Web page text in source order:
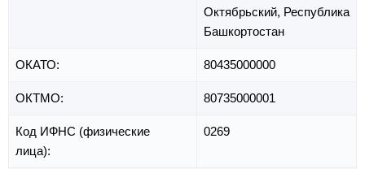
Октябрьский, Республика
Башкортостан
ОКАТО: 80435000000
ОКТМО: 80735000001
Код ИФНС (физические
лица):
0269